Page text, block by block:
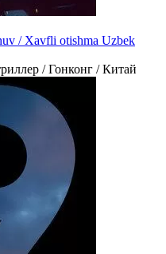
/ Xavfli otishma Uzbek
/ Гонконг / Китай